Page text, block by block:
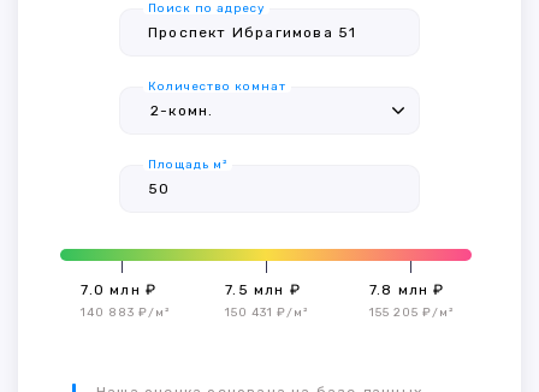
Поиск по адресу
Количество комнат
Площадь м²
7.0 млн ₽
140 883 ₽/м²
7.5 млн ₽
150 431 ₽/м²
7.8 млн ₽
155 205 ₽/м²